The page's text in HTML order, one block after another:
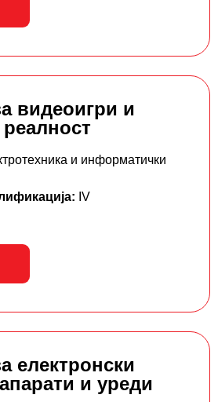
видеоигри и
и информатички
IV
електронски
и уреди